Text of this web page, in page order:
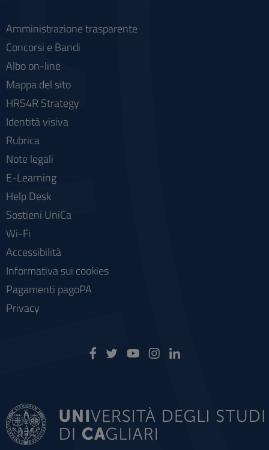
Amministrazione trasparente
Concorsi e Bandi
Albo on-line
Mappa del sito
HRS4R Strategy
Identità visiva
Rubrica
Note legali
E-Learning
Help Desk
Sostieni UniCa
Wi-Fi
Accessibilità
Informativa sui cookies
Pagamenti pagoPA
Privacy